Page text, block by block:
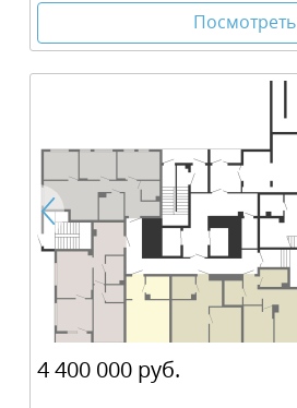
Посмотреть
4 400 000 руб.